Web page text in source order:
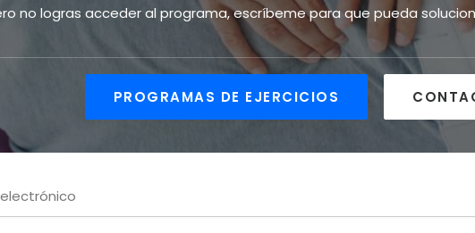
no logras acceder al programa, escríbeme para que pueda
PROGRAMAS DE EJERCICIOS